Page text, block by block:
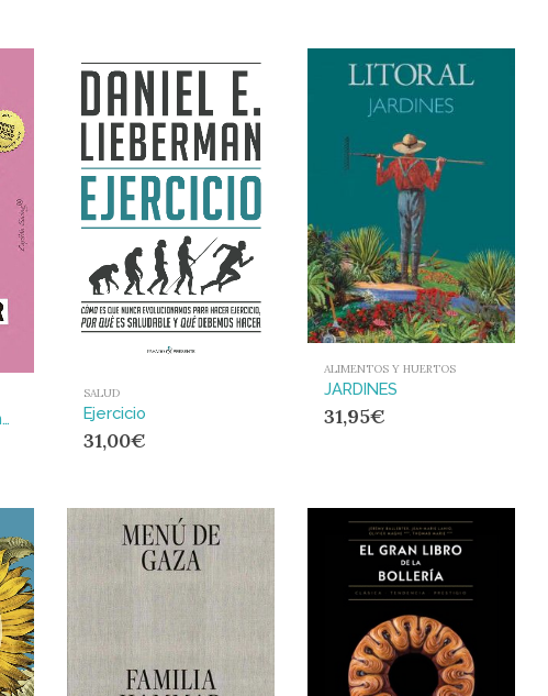
Cómo sobrevivir a una plaga : La historia de los activistas y científicos que consiguieron controlar el SIDA
SALUD
Ejercicio
31,00€
ALIMENTOS Y HUERTOS
JARDINES
31,95€